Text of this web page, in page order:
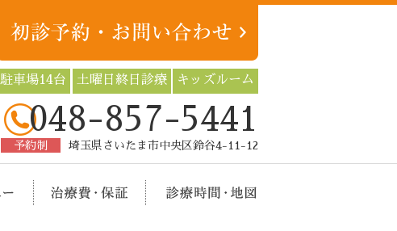
駐車場14台 土曜日終日診療 キッズルーム
048-857-5441
予約制 埼玉県さいたま市中央区鈴谷4-11-12
治療メニュー 治療費・保証